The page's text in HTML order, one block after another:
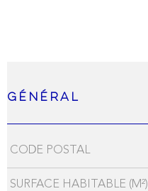
Général
Caractérisque Valeurs
CODE POSTAL
SURFACE HABITABLE (M²)